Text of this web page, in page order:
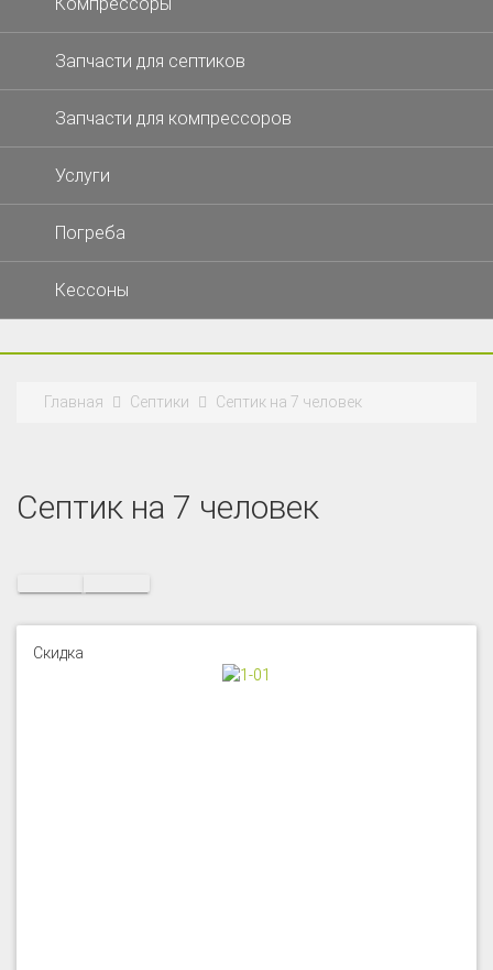
Запчасти для септиков
Запчасти для компрессоров
Услуги
Погреба
Кессоны
Главная Септики Септик на 7 человек
Септик на 7 человек
Скидка